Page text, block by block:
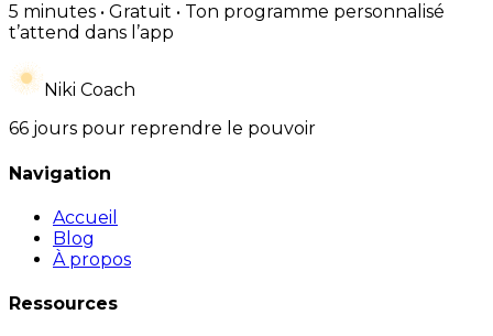
5 minutes • Gratuit • Ton programme personnalisé
t’attend dans l’app
Niki Coach
66 jours pour reprendre le pouvoir
Navigation
Accueil
Blog
À propos
Ressources